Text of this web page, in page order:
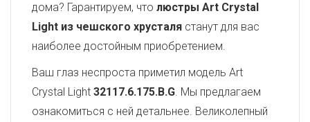
дома? Гарантируем, что люстры Art Crystal
Light из чешского хрусталя станут для вас
наиболее достойным приобретением.
Ваш глаз неспроста приметил модель Art
Crystal Light 32117.6.175.B.G. Мы предлагаем
ознакомиться с ней детальнее. Великолепный